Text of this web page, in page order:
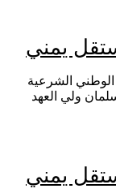
يمني
الشرعية
ولي العهد
يمني